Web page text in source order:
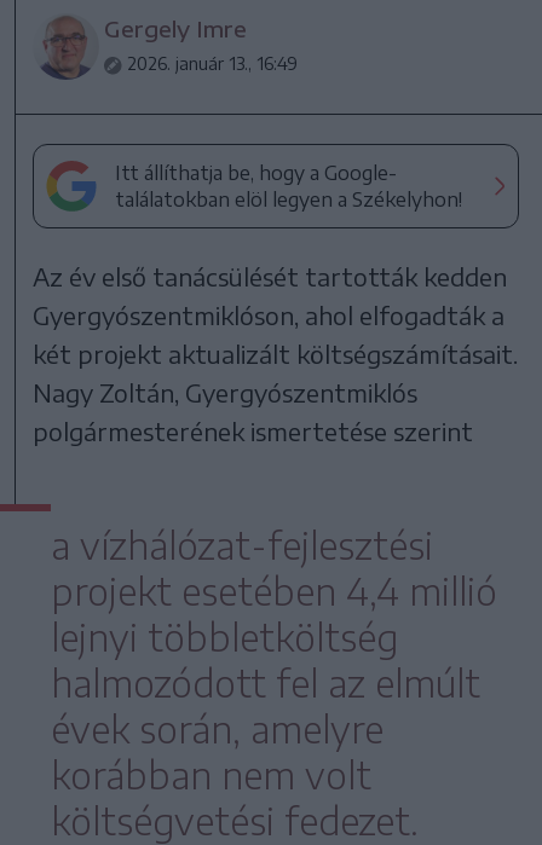
Gergely Imre
2026. január 13., 16:49
Itt állíthatja be, hogy a Google-
találatokban elöl legyen a Székelyhon!
Az év első tanácsülését tartották kedden
Gyergyószentmiklóson, ahol elfogadták a
két projekt aktualizált költségszámításait.
Nagy Zoltán, Gyergyószentmiklós
polgármesterének ismertetése szerint
a vízhálózat-fejlesztési
projekt esetében 4,4 millió
lejnyi többletköltség
halmozódott fel az elmúlt
évek során, amelyre
korábban nem volt
költségvetési fedezet.